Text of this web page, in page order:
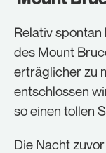
Relativ
des Mount
erträglicher zu
entschlossen
so einen tollen
Die Nacht